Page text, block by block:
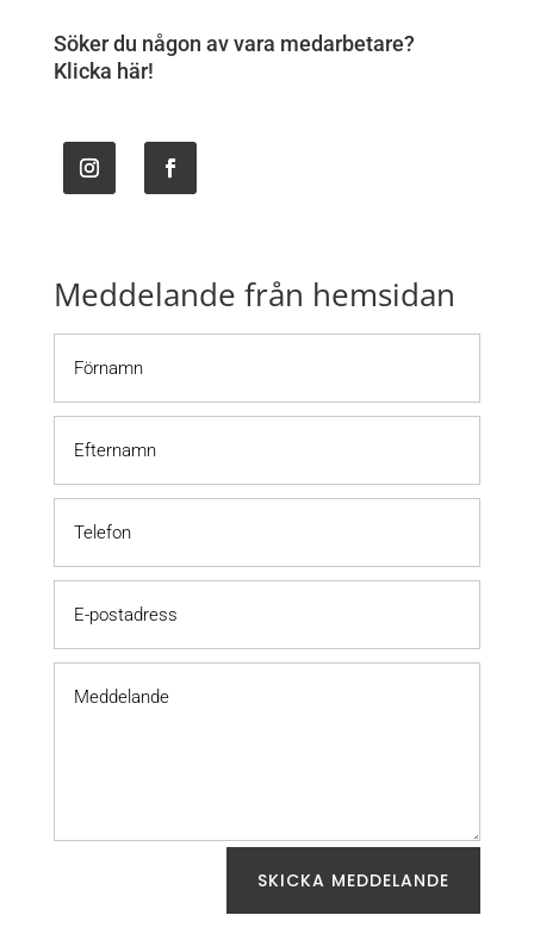
Söker du någon av vara medarbetare?
Klicka här!
Meddelande från hemsidan
SKICKA MEDDELANDE